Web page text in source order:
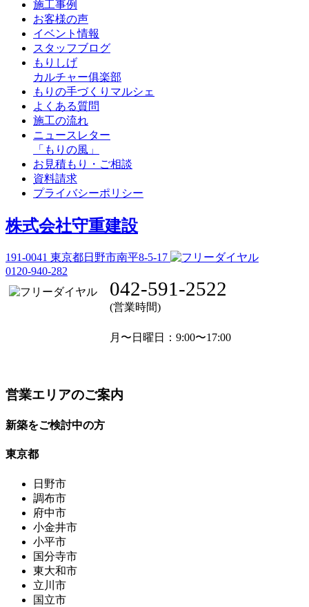
施工事例
お客様の声
イベント情報
スタッフブログ
もりしげ
カルチャー俱楽部
もりの手づくりマルシェ
よくある質問
施工の流れ
ニュースレター
「もりの風」
お見積もり・ご相談
資料請求
プライバシーポリシー
株式会社守重建設
191-0041 東京都日野市南平8-5-17
0120-940-282
042-591-2522
(営業時間)
月〜日曜日 ：9:00〜17:00
営業エリアのご案内
新築をご検討中の方
東京都
日野市
調布市
府中市
小金井市
小平市
国分寺市
東大和市
立川市
国立市